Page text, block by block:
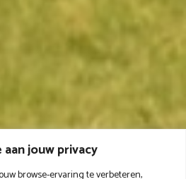
jouw privacy
browse-ervaring te verbeteren,